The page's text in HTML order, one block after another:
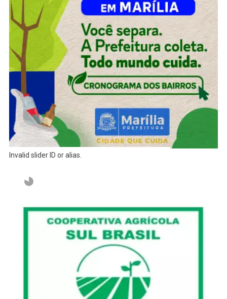
Invalid slider ID or alias.